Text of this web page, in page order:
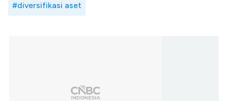
#diversifikasi aset